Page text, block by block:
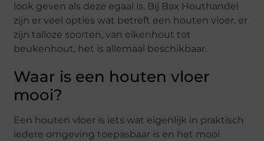
look geven als deze egaal is. Bij Bax Houthandel
zijn er veel opties wat betreft een houten vloer, er
zijn talloze soorten, van eikenhout tot
beukenhout, het is allemaal beschikbaar.
Waar is een houten vloer
mooi?
Een houten vloer is iets wat eigenlijk in praktisch
iedere omgeving toepasbaar is en het mooi